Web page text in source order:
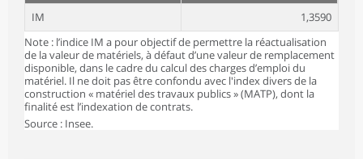
IM
1,3590
Note : l’indice IM a pour objectif de permettre la réactualisation
de la valeur de matériels, à défaut d’une valeur de remplacement
disponible, dans le cadre du calcul des charges d’emploi du
matériel. Il ne doit pas être confondu avec l'index divers de la
construction « matériel des travaux publics » (MATP), dont la
finalité est l’indexation de contrats.
Source : Insee.